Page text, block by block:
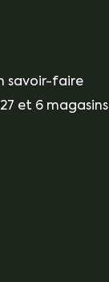
savoir-faire
et 6 magasins